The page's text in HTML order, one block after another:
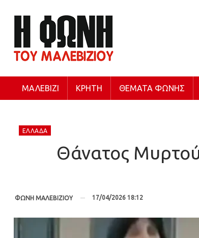
ΜΑΛΕΒΊΖΙ ΚΡΉΤΗ ΘΈΜΑΤΑ ΦΩΝΉΣ
ΕΛΛΆΔΑ
Θάνατος
ΦΩΝΗ ΜΑΛΕΒΙΖΙΟΥ 17/04/2026 18:12